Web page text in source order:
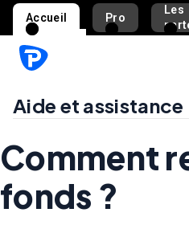
Accueil Pro
Les
Aide et assistance
Comment
fonds ?